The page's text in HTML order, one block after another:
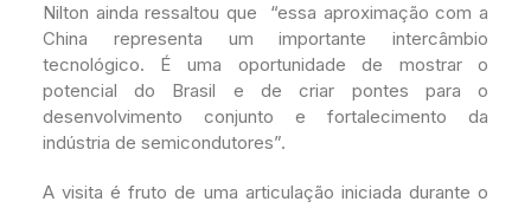
Nilton ainda ressaltou que “essa aproximação com a
China representa um importante intercâmbio
tecnológico. É uma oportunidade de mostrar o
potencial do Brasil e de criar pontes para o
desenvolvimento conjunto e fortalecimento da
indústria de semicondutores”.
A visita é fruto de uma articulação iniciada durante o